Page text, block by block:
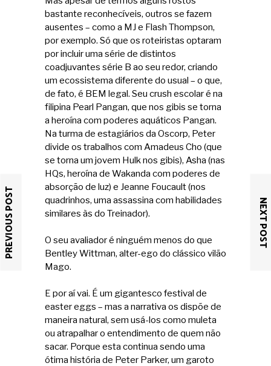
bastante reconhecíveis, outros se fazem
ausentes – como a MJ e Flash Thompson,
por exemplo. Só que os roteiristas optaram
por incluir uma série de distintos
coadjuvantes série B ao seu redor, criando
um ecossistema diferente do usual – o que,
de fato, é BEM legal. Seu crush escolar é na
filipina Pearl Pangan, que nos gibis se torna
a heroína com poderes aquáticos Pangan.
Na turma de estagiários da Oscorp, Peter
divide os trabalhos com Amadeus Cho (que
se torna um jovem Hulk nos gibis), Asha (nas
HQs, heroína de Wakanda com poderes de
absorção de luz) e Jeanne Foucault (nos
quadrinhos, uma assassina com habilidades
similares às do Treinador).
O seu avaliador é ninguém menos do que
Bentley Wittman, alter-ego do clássico vilão
Mago.
E por aí vai. É um gigantesco festival de
easter eggs – mas a narrativa os dispõe de
maneira natural, sem usá-los como muleta
ou atrapalhar o entendimento de quem não
sacar. Porque esta continua sendo uma
ótima história de Peter Parker, um garoto
PREVIOUS POST NEXT POST